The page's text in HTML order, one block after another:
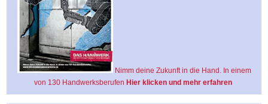
Nimm deine Zukunft in die Hand. In einem
von 130 Handwerksberufen Hier klicken und mehr erfahren